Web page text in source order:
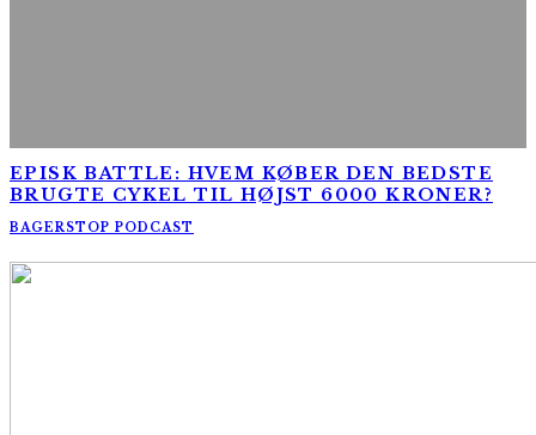
EPISK BATTLE: HVEM KØBER DEN BEDSTE
BRUGTE CYKEL TIL HØJST 6000 KRONER?
BAGERSTOP PODCAST